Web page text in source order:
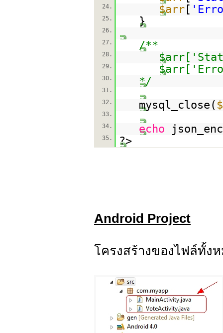
24. $arr[
25. }
26.
27.
/**
28.
29.
30. */
31.
32.
mysql_close(
33.
34.
echo
35. ?>
Android Project
โครงสร้างของไฟล์ทั้ง